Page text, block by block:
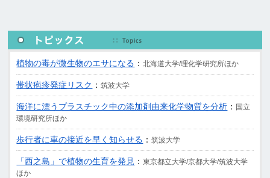
植物の毒が微生物のエサになる ：北海道大学/理化学研究所ほか
帯状疱疹発症リスク ：筑波大学
海洋に漂うプラスチック中の添加剤由来化学物質を分析 ： 国立
環境研究所ほか
歩行者に車の接近を早く知らせる ：筑波大学
「西之島」で植物の生育を発見 ：東京都立大学/京都大学/筑波大学
ほか